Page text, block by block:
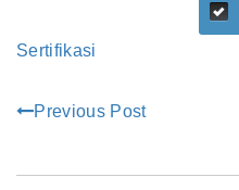
Sertifikasi
Previous Post